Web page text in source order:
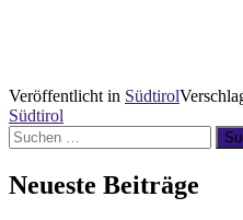
Veröffentlicht in Südtirol
Südtirol
Suchen
nach:
Neueste Beiträge